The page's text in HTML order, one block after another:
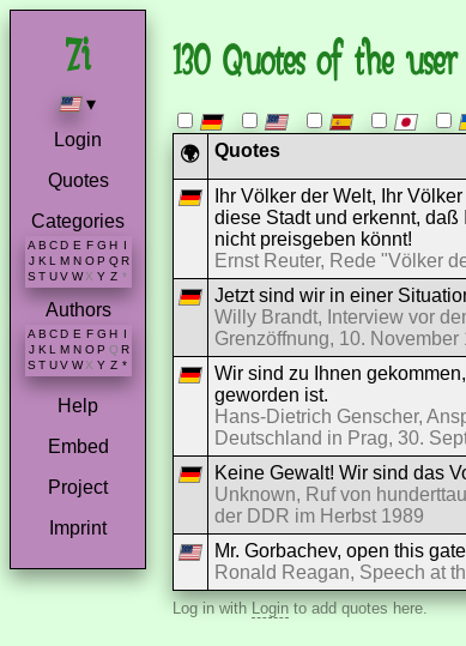
▾
Login
Quotes
Categories
A B C D E F G H I
J K L M N O P Q R
S T U V W X Y Z *
Authors
A B C D E F G H
J K L M N O P Q R
S T U V W X Y Z *
Help
Embed
Project
Imprint
130 Quotes of the
🌍 Quotes
Ihr Völker der Welt, Ihr
diese Stadt und erkennt,
nicht preisgeben könnt!
Ernst Reuter, Rede "Völker
Jetzt sind wir in einer
Willy Brandt, Interview vor
Grenzöffnung, 10. November
Wir sind zu Ihnen
geworden ist.
Hans-Dietrich Genscher,
Deutschland in Prag, 30.
Keine Gewalt! Wir sind das
Unknown, Ruf von
der DDR im Herbst 1989
Mr. Gorbachev, open this
Ronald Reagan, Speech at
Log in withLoginto add quotes here.